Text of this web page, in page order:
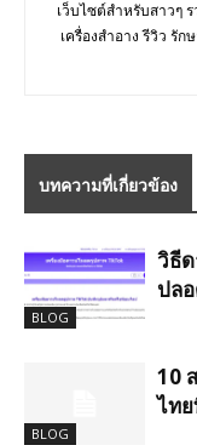
เว็บไซต์สำหรับสาวๆ
เครื่องสำอาง รีวิว รั
บทความที่เกี่ยวข้อง
BLOG
วิธี
ปล
BLOG
10
ไท